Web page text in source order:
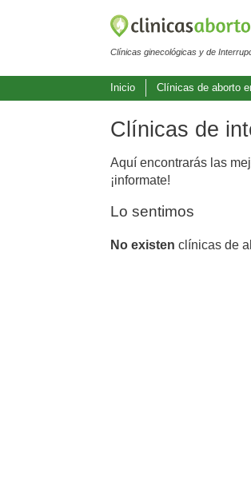
Clínicas ginecológicas y de
Inicio Clínicas de aborto
Clínicas de
Aquí encontrarás las
¡informate!
Lo sentimos
No existen clínicas de